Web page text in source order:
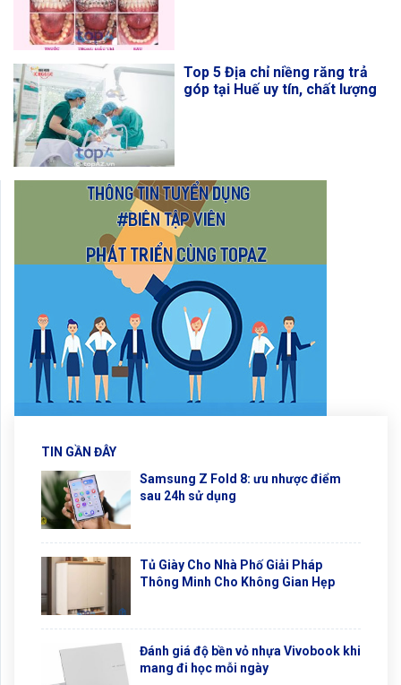
Top 5 Địa chỉ niềng răng trả
góp tại Huế uy tín, chất lượng
TIN GẦN ĐÂY
Samsung Z Fold 8: ưu nhược điểm
sau 24h sử dụng
Tủ Giày Cho Nhà Phố Giải Pháp
Thông Minh Cho Không Gian Hẹp
Đánh giá độ bền vỏ nhựa Vivobook khi
mang đi học mỗi ngày